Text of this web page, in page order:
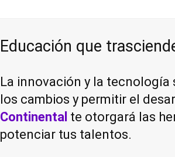
Educación que
La innovación y la
los cambios y permitir el
Continental te otorgará las
potenciar tus talentos.